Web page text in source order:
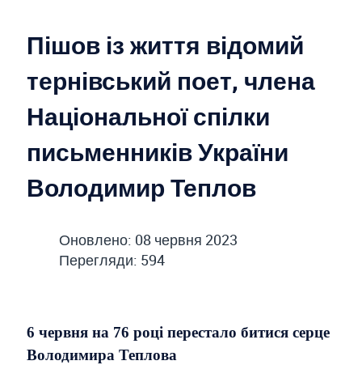
Пішов із життя відомий
тернівський поет, члена
Національної спілки
письменників України
Володимир Теплов
Оновлено: 08 червня 2023
Перегляди: 594
6 червня на 76 році перестало битися серце
Володимира Теплова